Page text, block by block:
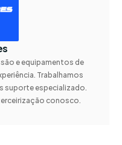
e equipamentos de
Trabalhamos
suporte especializado.
conosco.